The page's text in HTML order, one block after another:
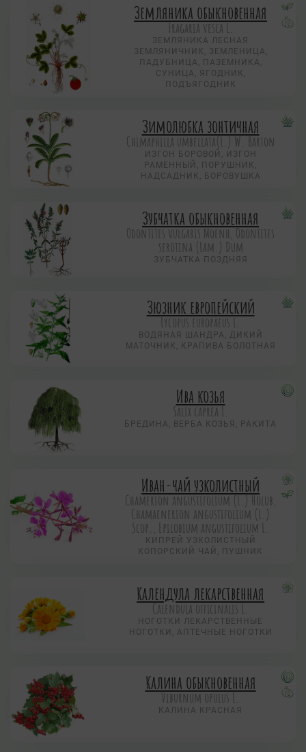
Земляника обыкновенная
Fragaria vesca L.
ЗЕМЛЯНИКА ЛЕСНАЯ
ЗЕМЛЯНИЧНИК, ЗЕМЛЕНИЦА,
ПАДУБНИЦА, ПАЗЕМНИКА,
СУНИЦА, ЯГОДНИК,
ПОДЪЯГОДНИК
Зимолюбка зонтичная
Chimaphilla umbellata(L.) W. Barton
ИЗГОН БОРОВОЙ, ИЗГОН
РАМЕННЫЙ, ПОРУШНИК,
НАДСАДНИК, БОРОВУШКА
Зубчатка обыкновенная
Odontites vulgaris Moenh, Odontites
serotina (Lam.) Dum
ЗУБЧАТКА ПОЗДНЯЯ
Зюзник европейский
Lycopus europaeus L.
ВОДЯНАЯ ШАНДРА, ДИКИЙ
МАТОЧНИК, КРАПИВА БОЛОТНАЯ
Ива козья
Salix caprea L.
БРЕДИНА, ВЕРБА КОЗЬЯ, РАКИТА
Иван-чай узколистный
Chamerion angustifolium (L.) Holub,
Chamaenerion angustifolium (L.)
Scop., Epilobium angustifolium L.
КИПРЕЙ УЗКОЛИСТНЫЙ
КОПОРСКИЙ ЧАЙ, ПУШНИК
Календула лекарственная
Calendula officinalis L.
НОГОТКИ ЛЕКАРСТВЕННЫЕ
НОГОТКИ, АПТЕЧНЫЕ НОГОТКИ
Калина обыкновенная
Viburnum opulus L.
КАЛИНА КРАСНАЯ